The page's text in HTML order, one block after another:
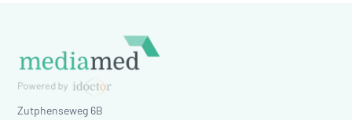
Zutphenseweg 6B